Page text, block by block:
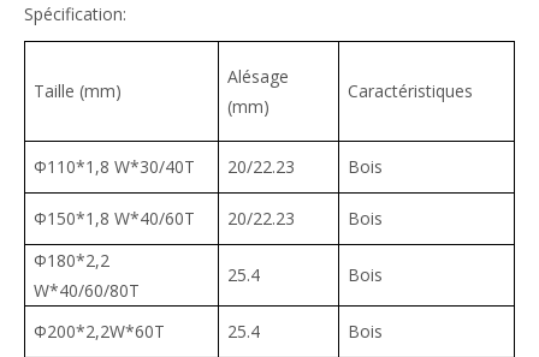
Spécification:
Taille (mm)
Alésage
(mm)
Caractéristiques
Φ110*1,8 W*30/40T 20/22.23 Bois
Φ150*1,8 W*40/60T 20/22.23
Bois
Φ180*2,2
W*40/60/80T
25.4 Bois
Φ200*2,2W*60T 25.4
Bois